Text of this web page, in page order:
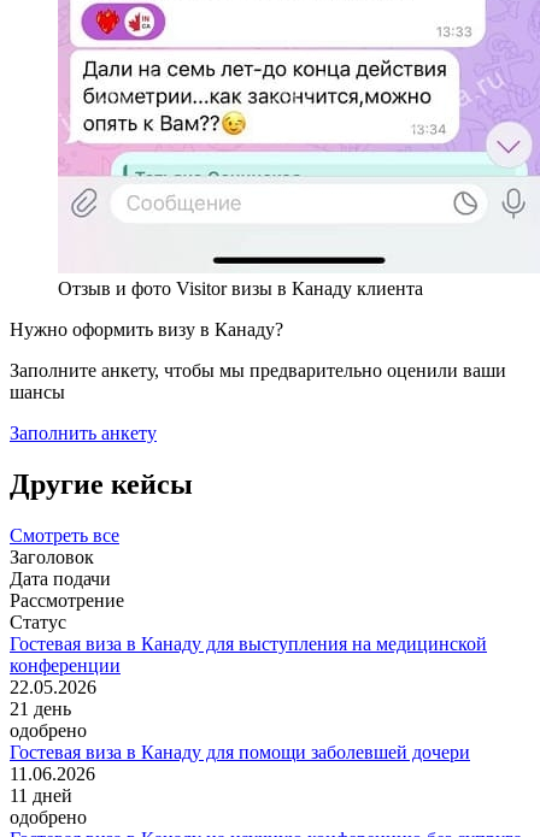
Отзыв и фото Visitor визы в Канаду клиента
Нужно оформить визу в Канаду?
Заполните анкету, чтобы мы предварительно оценили ваши
шансы
Заполнить анкету
Другие кейсы
Смотреть все
Заголовок
Дата подачи
Рассмотрение
Статус
Гостевая виза в Канаду для выступления на медицинской
конференции
22.05.2026
21 день
одобрено
Гостевая виза в Канаду для помощи заболевшей дочери
11.06.2026
11 дней
одобрено